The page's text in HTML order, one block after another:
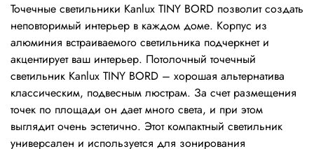
Точечные светильники Kanlux TINY BORD позволит создать
неповторимый интерьер в каждом доме. Корпус из
алюминия встраиваемого светильника подчеркнет и
акцентирует ваш интерьер. Потолочный точечный
светильник Kanlux TINY BORD – хорошая альтернатива
классическим, подвесным люстрам. За счет размещения
точек по площади он дает много света, и при этом
выглядит очень эстетично. Этот компактный светильник
универсален и используется для зонирования